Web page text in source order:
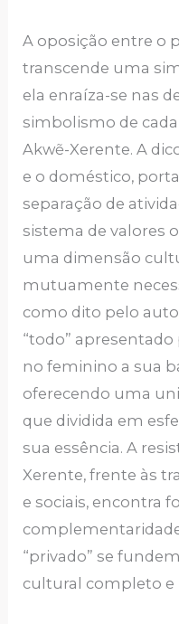
A oposição entre o
transcende uma
ela enraíza-se nas
simbolismo de
Akwẽ-Xerente. A
e o doméstico,
separação de
sistema de valores
uma dimensão
mutuamente
como dito pelo
“todo”
no feminino a sua
oferecendo uma
que dividida em
sua essência. A
Xerente, frente às
e sociais, encontra
“privado” se
cultural completo e